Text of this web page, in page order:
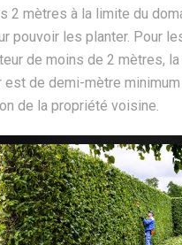
2 mètres à la limite du
pouvoir les planter. Pour
de moins de 2 mètres,
de demi-mètre minimum
de la propriété voisine.